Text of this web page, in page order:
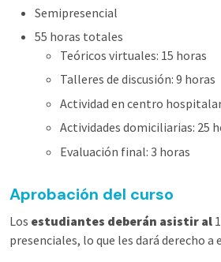
Semipresencial
55 horas totales
Teóricos virtuales: 15 horas
Talleres de discusión: 9 horas
Actividad en centro
Actividades domiciliarias: 25
Evaluación final: 3 horas
Aprobación del curso
Los estudiantes deberán asistir al
presenciales, lo que les dará derecho a